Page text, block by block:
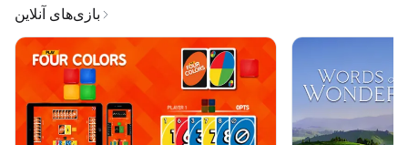
بازی‌های آنلاین